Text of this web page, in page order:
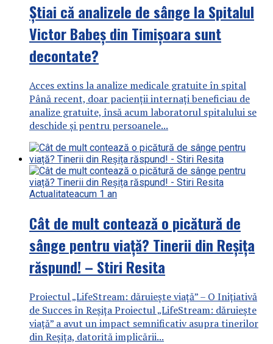
Știai că analizele de sânge la Spitalul
Victor Babeș din Timișoara sunt
decontate?
Acces extins la analize medicale gratuite în spital
Până recent, doar pacienții internați beneficiau de
analize gratuite, însă acum laboratorul spitalului se
deschide și pentru persoanele...
Actualitateacum 1 an
Cât de mult contează o picătură de
sânge pentru viață? Tinerii din Reșița
răspund! – Stiri Resita
Proiectul „LifeStream: dăruiește viață” – O Inițiativă
de Succes în Reșița Proiectul „LifeStream: dăruiește
viață” a avut un impact semnificativ asupra tinerilor
din Reșița, datorită implicării...